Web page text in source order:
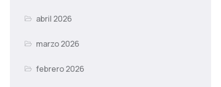
abril 2026
marzo 2026
febrero 2026